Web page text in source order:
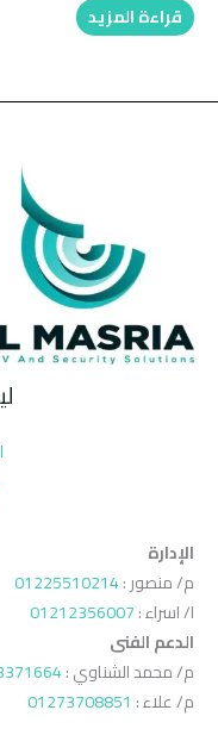
قراءة المزيد
الإدارة
م/ منصور :01225510214
ا/ اسراء :01212356007
الدعم الفنى
م/ محمد الشناوي :
م/ علاء : 01273708851